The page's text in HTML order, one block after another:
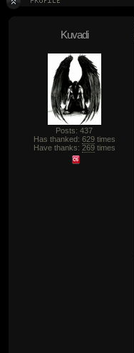
Kuvadi
Posts: 437
Has thanked: 629times
Have thanks: 269times